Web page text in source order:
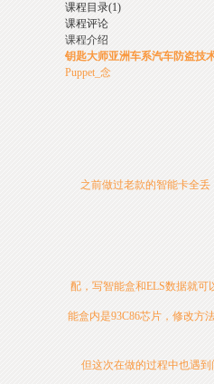
课程目录(1)
课程评论
课程介绍
钥匙大师亚洲车系汽车防盗技
Puppet_念
之前做过老款的智能卡全丢
配，写智能盒和ELS数据就可
能盒内是93C86芯片，修改方法
但这次在做的过程中也遇到